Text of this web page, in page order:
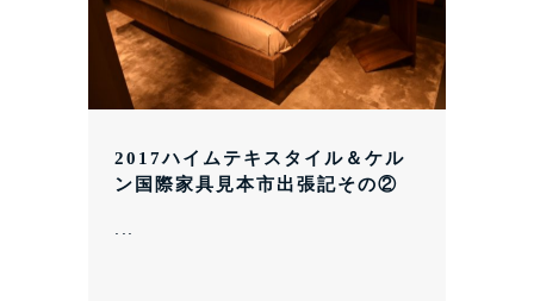
2017ハイムテキスタイル＆ケル
ン国際家具見本市出張記その②